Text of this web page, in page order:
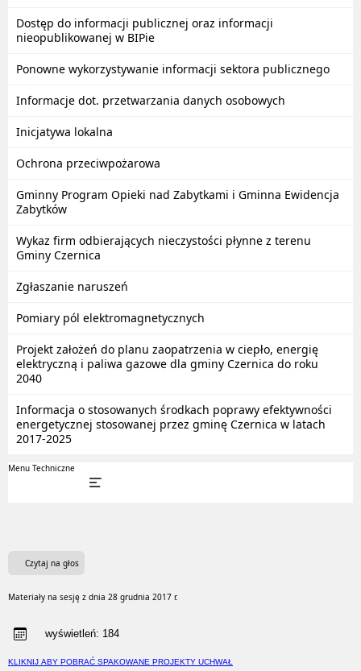
Dostęp do informacji publicznej oraz informacji
nieopublikowanej w BIPie
Ponowne wykorzystywanie informacji sektora publicznego
Informacje dot. przetwarzania danych osobowych
Inicjatywa lokalna
Ochrona przeciwpożarowa
Gminny Program Opieki nad Zabytkami i Gminna Ewidencja
Zabytków
Wykaz firm odbierających nieczystości płynne z terenu
Gminy Czernica
Zgłaszanie naruszeń
Pomiary pól elektromagnetycznych
Projekt założeń do planu zaopatrzenia w ciepło, energię
elektryczną i paliwa gazowe dla gminy Czernica do roku
2040
Informacja o stosowanych środkach poprawy efektywności
energetycznej stosowanej przez gminę Czernica w latach
2017-2025
Menu Techniczne
Czytaj na głos
Materiały na sesję z dnia 28 grudnia 2017 r.
wyświetleń: 184
KLIKNIJ ABY POBRAĆ SPAKOWANE PROJEKTY UCHWAŁ